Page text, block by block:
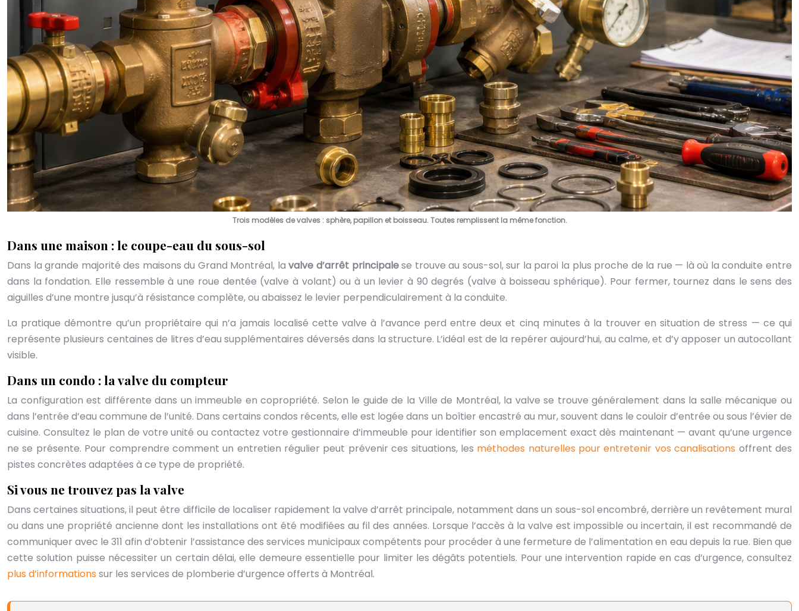
Trois modèles de valves : sphère, papillon et boisseau. Toutes remplissent la même fonction.
Dans une maison : le coupe-eau du sous-sol
Dans la grande majorité des maisons du Grand Montréal, lavalve d’arrêt principalese trouve au sous-sol, sur la paroi la plus proche de la rue — là où la conduite entre
dans la fondation. Elle ressemble à une roue dentée (valve à volant) ou à un levier à 90 degrés (valve à boisseau sphérique). Pour fermer, tournez dans le sens des
aiguilles d’une montre jusqu’à résistance complète, ou abaissez le levier perpendiculairement à la conduite.
La pratique démontre qu’un propriétaire qui n’a jamais localisé cette valve à l’avance perd entre deux et cinq minutes à la trouver en situation de stress — ce qui
représente plusieurs centaines de litres d’eau supplémentaires déversés dans la structure. L’idéal est de la repérer aujourd’hui, au calme, et d’y apposer un autocollant
visible.
Dans un condo : la valve du compteur
La configuration est différente dans un immeuble en copropriété. Selon le guide de la Ville de Montréal, la valve se trouve généralement dans la salle mécanique ou
dans l’entrée d’eau commune de l’unité. Dans certains condos récents, elle est logée dans un boîtier encastré au mur, souvent dans le couloir d’entrée ou sous l’évier de
cuisine. Consultez le plan de votre unité ou contactez votre gestionnaire d’immeuble pour identifier son emplacement exact dès maintenant — avant qu’une urgence
ne se présente. Pour comprendre comment un entretien régulier peut prévenir ces situations, les méthodes naturelles pour entretenir vos canalisations offrent des
pistes concrètes adaptées à ce type de propriété.
Si vous ne trouvez pas la valve
Dans certaines situations, il peut être difficile de localiser rapidement la valve d’arrêt principale, notamment dans un sous-sol encombré, derrière un revêtement mural
ou dans une propriété ancienne dont les installations ont été modifiées au fil des années. Lorsque l’accès à la valve est impossible ou incertain, il est recommandé de
communiquer avec le 311 afin d’obtenir l’assistance des services municipaux compétents pour procéder à une fermeture de l’alimentation en eau depuis la rue. Bien que
cette solution puisse nécessiter un certain délai, elle demeure essentielle pour limiter les dégâts potentiels. Pour une intervention rapide en cas d’urgence, consultez
plus d’informations sur les services de plomberie d’urgence offerts à Montréal.